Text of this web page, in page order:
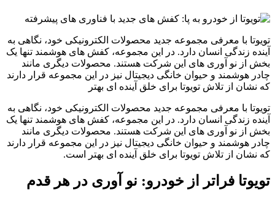
تویوتا با معرفی مجموعه جدید محصولات الکترونیکی خود، نگاهی به
آینده زندگی انسان دارد. در این مجموعه، کفش‌ های هوشمند تنها یک
بخش از نو آوری‌ های این شرکت هستند. محصولات دیگری مانند
چادر هوشمند و حیوان خانگی دیجیتال نیز در این مجموعه قرار دارند
که نشان از تلاش تویوتا برای خلق آینده‌ ای بهتر
تویوتا با معرفی مجموعه جدید محصولات الکترونیکی خود، نگاهی به
آینده زندگی انسان دارد. در این مجموعه، کفش‌ های هوشمند تنها یک
بخش از نو آوری‌ های این شرکت هستند. محصولات دیگری مانند
چادر هوشمند و حیوان خانگی دیجیتال نیز در این مجموعه قرار دارند
که نشان از تلاش تویوتا برای خلق آینده‌ ای بهتر است.
تویوتا فراتر از خودرو: نو آوری در هر قدم